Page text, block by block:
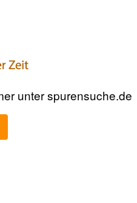
unter spurensuche.de